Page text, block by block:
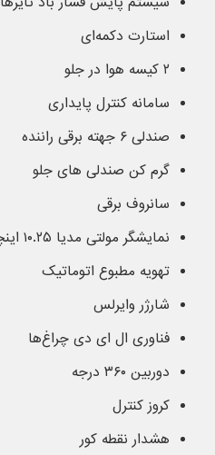
استارت دکمه‌ای
۲ کیسه هوا در جلو
سامانه کنترل پایداری
صندلی ۶ جهته برقی راننده
گرم کن صندلی های جلو
سانروف برقی
نمایشگر مولتی مدیا ۱۰.۲۵ اینچی
تهویه مطبوع اتوماتیک
شارژر وایرلس
فناوری ال ای دی چراغ‌ها
دوربین ۳۶۰ درجه
کروز کنترل
هشدار نقطه کور